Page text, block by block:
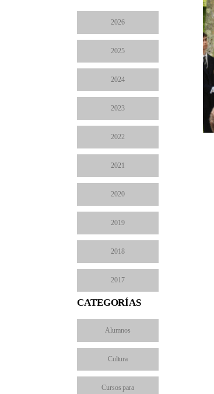
2026
2025
2024
2023
2022
2021
2020
2019
2018
2017
CATEGORÍAS
Alumnos
Cultura
Cursos para